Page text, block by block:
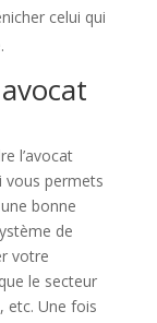
celui qui
l’avocat
vous permets
bonne
de
votre
le secteur
etc. Une fois